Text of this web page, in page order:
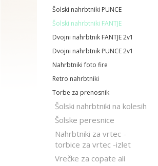
Šolski nahrbtniki PUNCE
Šolski nahrbtniki FANTJE
Dvojni nahrbtnik FANTJE 2v1
Dvojni nahrbtnik PUNCE 2v1
Nahrbtniki foto fire
Retro nahrbtniki
Torbe za prenosnik
Šolski nahrbtniki na kolesih
Šolske peresnice
Nahrbtniki za vrtec -
torbice za vrtec -izlet
Vrečke za copate ali